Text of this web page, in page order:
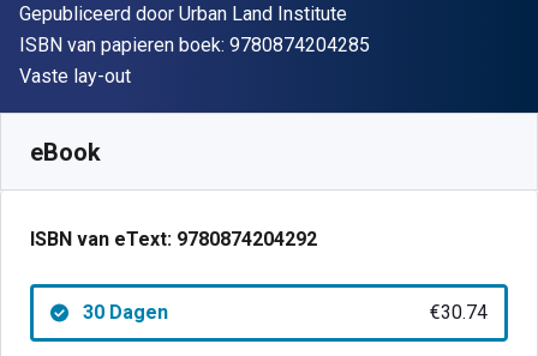
Uitgever
Gepubliceerd door Urban Land Institute
ISBN van papieren boek: 9780874204285
Indeling
Vaste lay-out
eBook
ISBN van eText: 9780874204292
30 Dagen €30.74